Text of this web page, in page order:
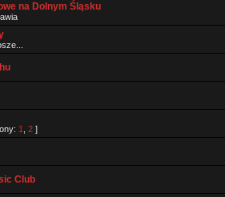
na Dolnym Śląsku
1 2 ]
Club